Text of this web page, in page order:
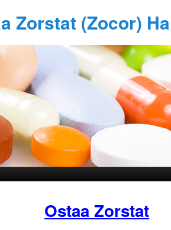
Zorstat (Zocor)
Ostaa Zorstat